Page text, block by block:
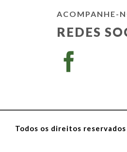
ACOMPANHE-
REDES
Todos os direitos